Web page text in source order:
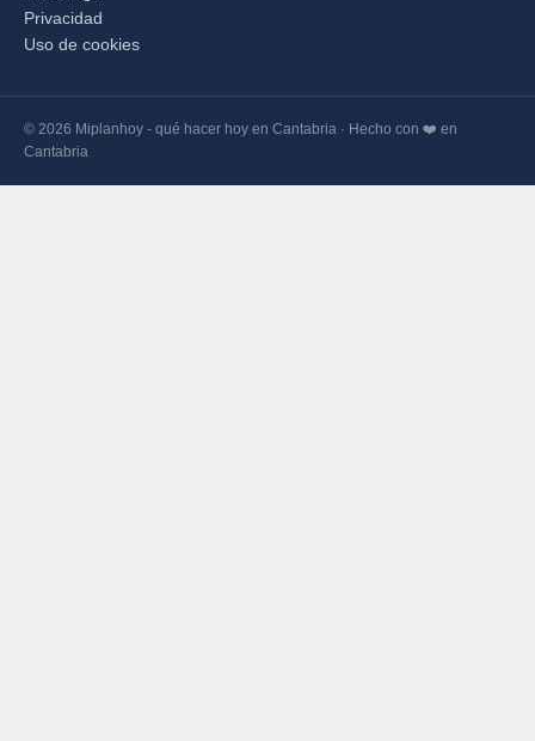
Privacidad
Uso de cookies
© 2026 Miplanhoy - qué hacer hoy en Cantabria · Hecho con ❤️ en
Cantabria